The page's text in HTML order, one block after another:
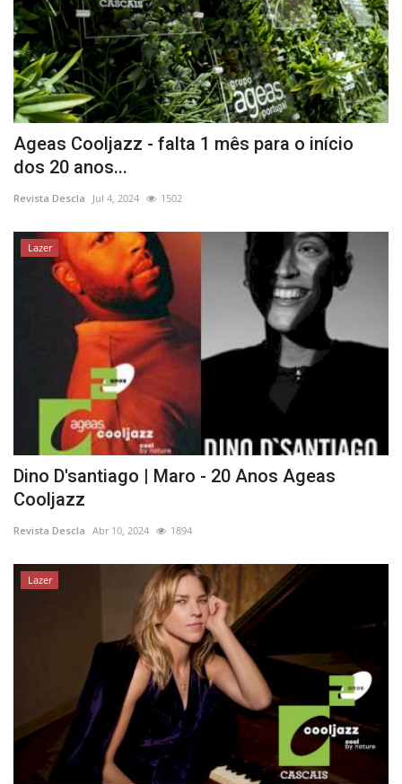
Cultura
Lazer
Ambiente
Ageas Cooljazz - falta 1 mês para o início
dos 20 anos...
Revista Descla Jul 4, 2024 1502
Lazer
Dino D'santiago | Maro - 20 Anos Ageas
Cooljazz
Revista Descla Abr 10, 2024 1894
Lazer